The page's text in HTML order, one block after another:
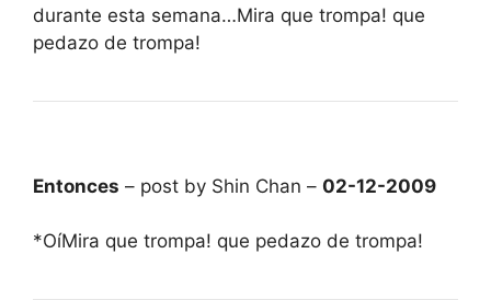
durante esta semana…Mira que trompa! que
pedazo de trompa!
Entonces – post by Shin Chan – 02-12-2009
*OíMira que trompa! que pedazo de trompa!